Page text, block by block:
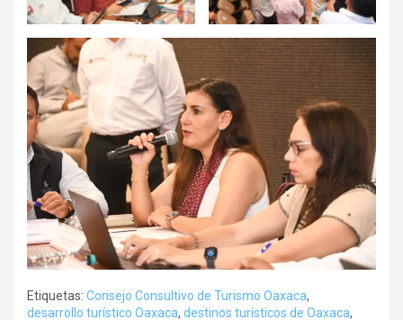
Etiquetas: Consejo Consultivo de Turismo Oaxaca,
desarrollo turístico Oaxaca, destinos turísticos de Oaxaca,